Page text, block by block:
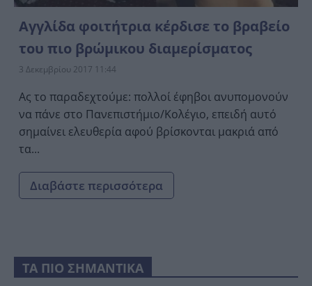
Αγγλίδα φοιτήτρια κέρδισε το βραβείο
του πιο βρώμικου διαμερίσματος
3 Δεκεμβρίου 2017 11:44
Ας το παραδεχτούμε: πολλοί έφηβοι ανυπομονούν
να πάνε στο Πανεπιστήμιο/Κολέγιο, επειδή αυτό
σημαίνει ελευθερία αφού βρίσκονται μακριά από
τα...
Διαβάστε περισσότερα
ΤΑ ΠΙΟ ΣΗΜΑΝΤΙΚΑ